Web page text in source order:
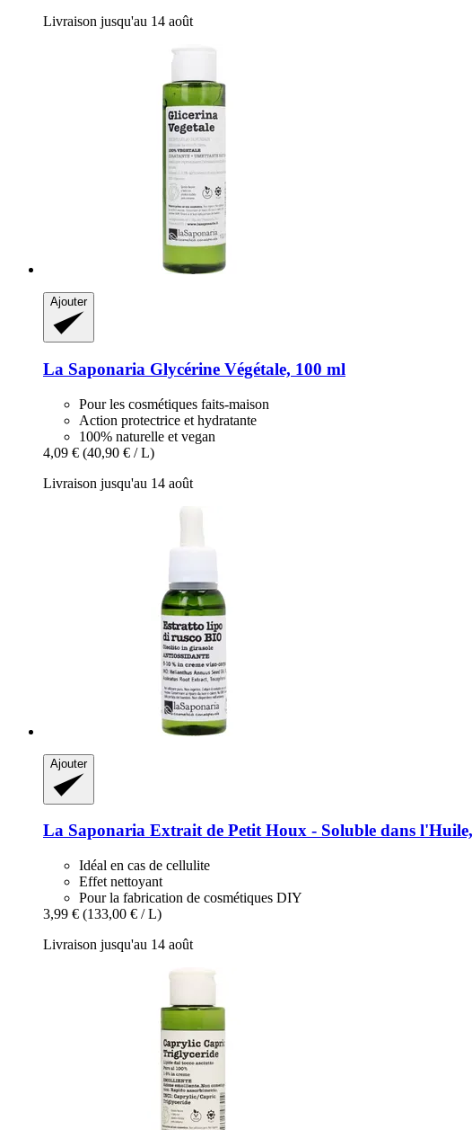
Livraison jusqu'au 14 août
Ajouter
La Saponaria Glycérine Végétale, 100 ml
Pour les cosmétiques faits-maison
Action protectrice et hydratante
100% naturelle et vegan
4,09 € (40,90 € / L)
Livraison jusqu'au 14 août
Ajouter
La Saponaria Extrait de Petit Houx -​ Soluble dans
Idéal en cas de cellulite
Effet nettoyant
Pour la fabrication de cosmétiques DIY
3,99 € (133,00 € / L)
Livraison jusqu'au 14 août